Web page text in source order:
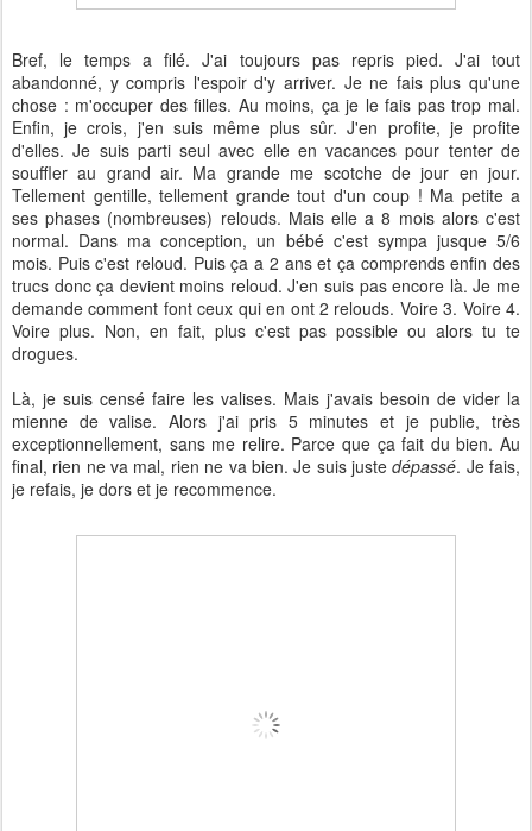
Bref, le temps a filé. J'ai toujours pas repris pied. J'ai tout
abandonné, y compris l'espoir d'y arriver. Je ne fais plus qu'une
chose : m'occuper des filles. Au moins, ça je le fais pas trop mal.
Enfin, je crois, j'en suis même plus sûr. J'en profite, je profite
d'elles. Je suis parti seul avec elle en vacances pour tenter de
souffler au grand air. Ma grande me scotche de jour en jour.
Tellement gentille, tellement grande tout d'un coup ! Ma petite a
ses phases (nombreuses) relouds. Mais elle a 8 mois alors c'est
normal. Dans ma conception, un bébé c'est sympa jusque 5/6
mois. Puis c'est reloud. Puis ça a 2 ans et ça comprends enfin des
trucs donc ça devient moins reloud. J'en suis pas encore là. Je me
demande comment font ceux qui en ont 2 relouds. Voire 3. Voire 4.
Voire plus. Non, en fait, plus c'est pas possible ou alors tu te
drogues.
Là, je suis censé faire les valises. Mais j'avais besoin de vider la
mienne de valise. Alors j'ai pris 5 minutes et je publie, très
exceptionnellement, sans me relire. Parce que ça fait du bien. Au
final, rien ne va mal, rien ne va bien. Je suis justedépassé. Je fais,
je refais, je dors et je recommence.